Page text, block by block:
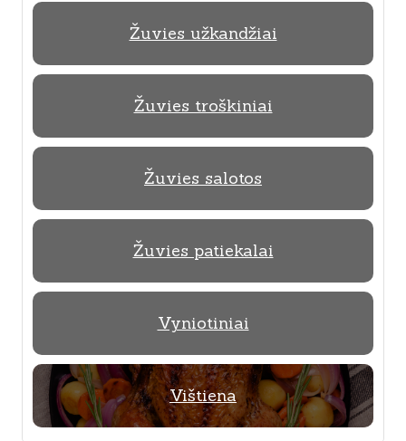
Žuvies užkandžiai
Žuvies troškiniai
Žuvies salotos
Žuvies patiekalai
Vyniotiniai
Vištiena